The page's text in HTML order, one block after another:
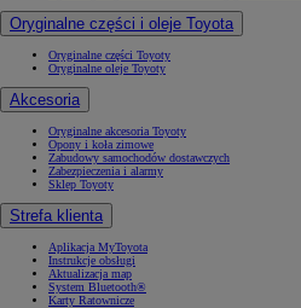
Oryginalne części i oleje Toyota
Oryginalne części Toyoty
Oryginalne oleje Toyoty
Akcesoria
Oryginalne akcesoria Toyoty
Opony i koła zimowe
Zabudowy samochodów dostawczych
Zabezpieczenia i alarmy
Sklep Toyoty
Strefa klienta
Aplikacja MyToyota
Instrukcje obsługi
Aktualizacja map
System Bluetooth®
Karty Ratownicze